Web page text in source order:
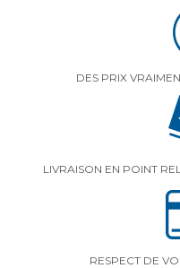
DES PRIX
LIVRAISON EN POINT
RESPECT DE